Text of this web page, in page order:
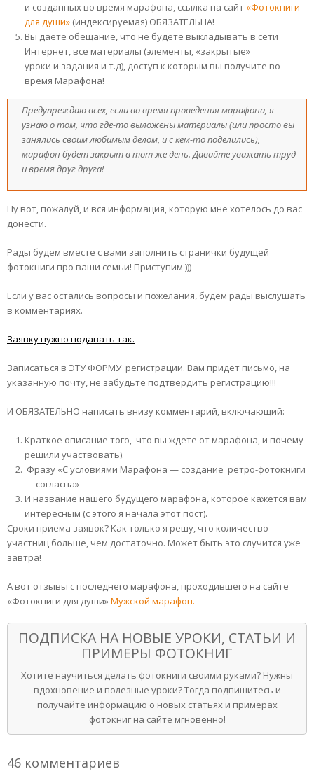
и созданных во время марафона, ссылка на сайт «Фотокниги
для души» (индексируемая) ОБЯЗАТЕЛЬНА!
Вы даете обещание, что не будете выкладывать в сети
Интернет, все материалы (элементы, «закрытые»
уроки и задания и т.д), доступ к которым вы получите во
время Марафона!
Предупреждаю всех, если во время проведения марафона, я
узнаю о том, что где-то выложены материалы (или просто вы
занялись своим любимым делом, и с кем-то поделились),
марафон будет закрыт в тот же день. Давайте уважать труд
и время друг друга!
Ну вот, пожалуй, и вся информация, которую мне хотелось до вас
донести.
Рады будем вместе с вами заполнить странички будущей
фотокниги про ваши семьи! Приступим )))
Если у вас остались вопросы и пожелания, будем рады выслушать
в комментариях.
Заявку нужно подавать так.
Записаться в ЭТУ ФОРМУ регистрации. Вам придет письмо, на
указанную почту, не забудьте подтвердить регистрацию!!!
И ОБЯЗАТЕЛЬНО написать внизу комментарий, включающий:
Краткое описание того, что вы ждете от марафона, и почему
решили участвовать).
Фразу «С условиями Марафона — создание ретро-фотокниги
— согласна»
И название нашего будущего марафона, которое кажется вам
интересным (с этого я начала этот пост).
Сроки приема заявок? Как только я решу, что количество
участниц больше, чем достаточно. Может быть это случится уже
завтра!
А вот отзывы с последнего марафона, проходившего на сайте
«Фотокниги для души»Мужской марафон.
ПОДПИСКА НА НОВЫЕ УРОКИ, СТАТЬИ И
ПРИМЕРЫ ФОТОКНИГ
Хотите научиться делать фотокниги своими руками? Нужны
вдохновение и полезные уроки? Тогда подпишитесь и
получайте информацию о новых статьях и примерах
фотокниг на сайте мгновенно!
46 комментариев